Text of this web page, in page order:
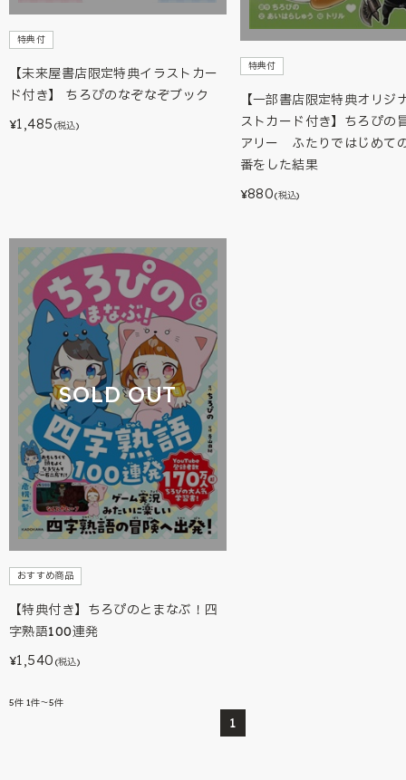
特典付
【未来屋書店限定特典イラストカー
ド付き】 ちろぴのなぞなぞブック
¥1,485 (税込)
特典付
【一部書店限定特典オリジ
ストカード付き】ちろぴの
アリー ふたりではじめて
番をした結果
¥880(税込)
SOLD OUT
おすすめ商品
【特典付き】ちろぴのとまなぶ！四
字熟語100連発
¥1,540 (税込)
5件 1件～5件
1